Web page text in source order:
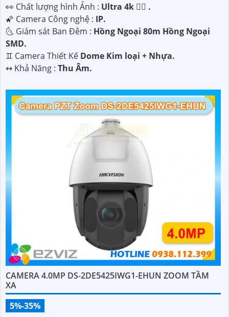
️👀 Chất lượng hình Ảnh : Ultra 4k 👍🏾 .
🌠 Camera Công nghệ : IP.
🌜 Giám sát Ban Đêm : Hồng Ngoại 80m Hồng Ngoại
SMD.
♊ Camera Thiết Kế Dome Kim loại + Nhựa.
️↭ Khả Năng : Thu Âm.
CAMERA 4.0MP DS-2DE5425IWG1-EHUN ZOOM TẦM
XA
5%-35%